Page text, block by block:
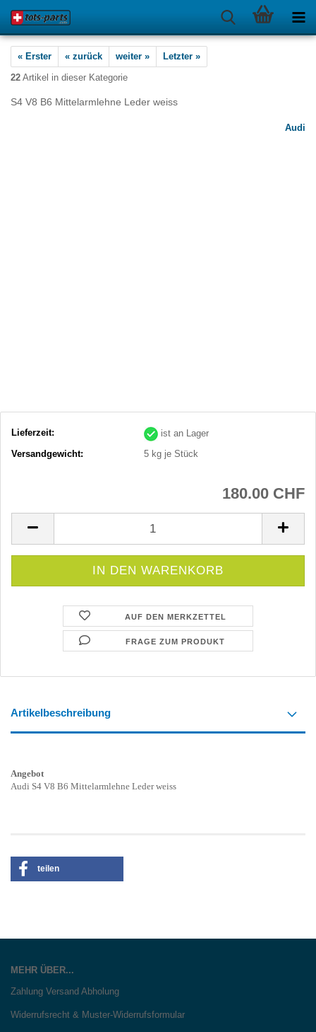
« Erster « zurück weiter »
Letzter »
22 Artikel in dieser Kategorie
S4 V8 B6 Mittelarmlehne Leder weiss
Audi
Lieferzeit:
ist an Lager
Versandgewicht:
5 kg je Stück
180.00 CHF
AUF DEN MERKZETTEL
FRAGE ZUM PRODUKT
Artikelbeschreibung
Angebot
Audi S4 V8 B6 Mittelarmlehne Leder weiss
teilen
MEHR ÜBER...
Zahlung Versand Abholung
Widerrufsrecht & Muster-Widerrufsformular